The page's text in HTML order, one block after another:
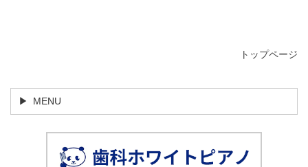
トップページ
MENU